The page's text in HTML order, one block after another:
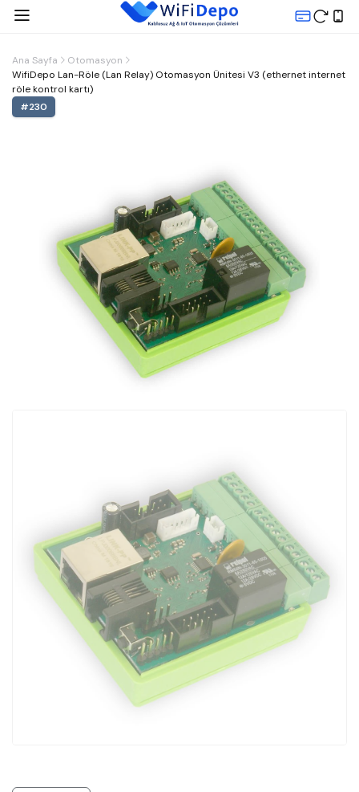
Ana Sayfa
Otomasyon
WifiDepo Lan-Röle (Lan Relay) Otomasyon Ünitesi V3 (ethernet internet
röle kontrol kartı)
#230